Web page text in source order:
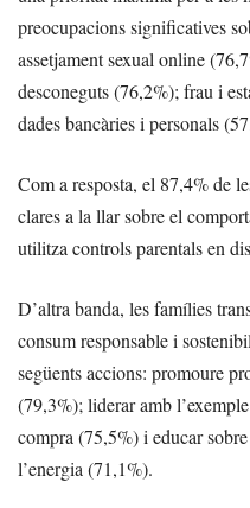
preocupacions significatives
assetjament sexual online
desconeguts (76,2%); frau i
dades bancàries i personals
Com a resposta, el 87,4% de
clares a la llar sobre el
utilitza controls parentals en
D’altra banda, les famílies
consum responsable i
següents accions: promoure
(79,3%); liderar amb
compra (75,5%) i educar
l’energia (71,1%).